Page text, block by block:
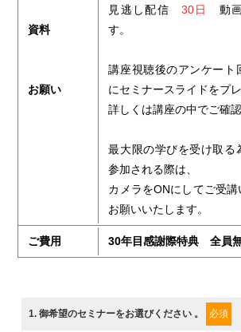
資料
お願い
見逃し配信30日
動画
す。
講座視聴後のアンケート
にセミナースライドをプレ
詳しくは講座の中でご確認
最大限の学びを受け取る
参加される際は、
カメラをONにしてご受講
お願いいたします。
ご費用 30年目感謝際特典 全員
1. 御希望のセミナーをお選びください 。 必須